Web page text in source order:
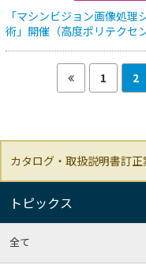
「マシンビジョン画像処
術」開催（高度ポリテクセン
1 2
カタログ・取扱説明書訂正
トピックス
全て